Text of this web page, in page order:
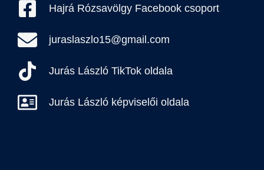
Jurás László képviselői oldala
Hajrá Rózsavölgy Facebook csoport
juraslaszlo15@gmail.com
Jurás László TikTok oldala